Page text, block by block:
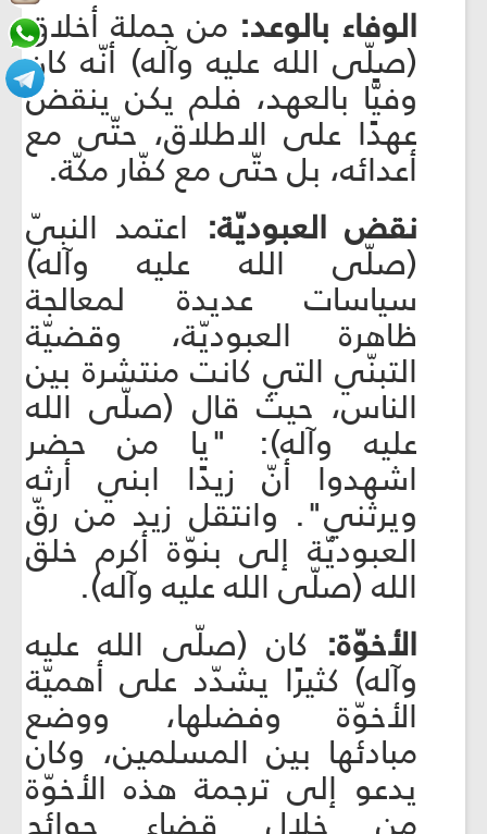
الوفاء بالوعد: من جملة أخلاق
(صلّى الله عليه وآله) أنّه كان
وفيًّا بالعهد، فلم يكن ينقض
عهدًا على الاطلاق، حتّى مع
أعدائه، بل حتّى مع كفّار مكّة.
نقض العبوديّة: اعتمد النبيّ
(صلّى الله عليه وآله)
سياسات عديدة لمعالجة
ظاهرة العبوديّة، وقضيّة
التبنّي التي كانت منتشرة بين
الناس، حيث قال (صلّى الله
عليه وآله): "يا من حضر
اشهدوا أنّ زيدًا ابني أرثه
ويرثني". وانتقل زيد من رقّ
العبوديّة إلى بنوّة أكرم خلق
الله (صلّى الله عليه وآله).
الأخوّة: كان (صلّى الله عليه
وآله) كثيرًا يشدّد على أهميّة
الأخوّة وفضلها، ووضع
مبادئها بين المسلمين، وكان
يدعو إلى ترجمة هذه الأخوّة